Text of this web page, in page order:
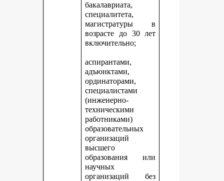
бакалавриата,
специалитета,
магистратуры в
возрасте до 30 лет
включительно;
аспирантами,
адъюнктами,
ординаторами,
специалистами
(инженерно-
техническими
работниками)
образовательных
организаций
высшего
образования или
научных
организаций без